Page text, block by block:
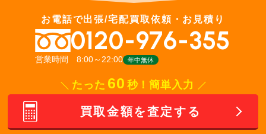
お電話で出張/宅配買取依頼・お見積り
0120-976-355
営業時間 8:00～22:00 年中無休
たった 60 秒！簡単入力
買取金額を査定する